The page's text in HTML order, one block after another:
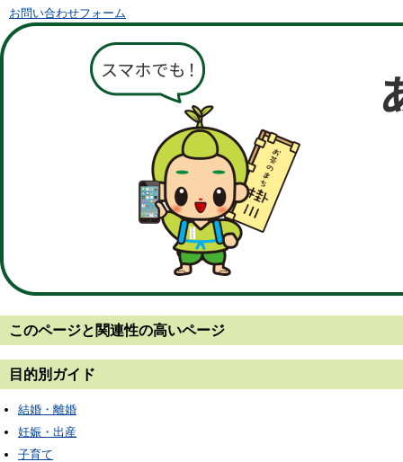
お問い合わせフォーム
このページと 関連性の高いページ
目的別ガイド
結婚・離婚
妊娠・出産
子育て